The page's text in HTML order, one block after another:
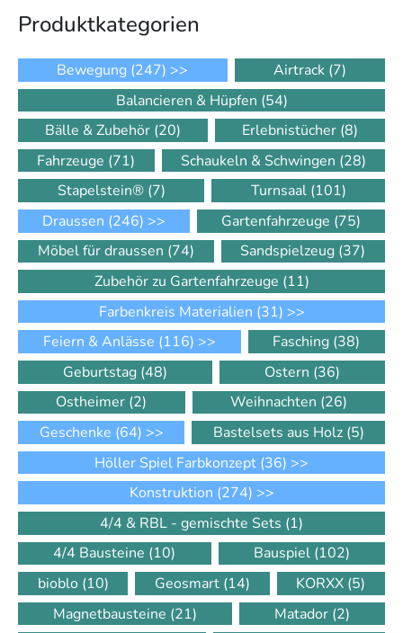
Produkt­kategorien
Bewegung (247) >> Airtrack (7)
Balancieren & Hüpfen (54)
Bälle & Zubehör (20) Erlebnistücher (8)
Fahrzeuge (71) Schaukeln & Schwingen (28)
Stapelstein® (7) Turnsaal (101)
Draussen (246) >> Gartenfahrzeuge (75)
Möbel für draussen (74) Sandspielzeug (37)
Zubehör zu Gartenfahrzeuge (11)
Farbenkreis Materialien (31) >>
Feiern & Anlässe (116) >> Fasching (38)
Geburtstag (48) Ostern (36)
Ostheimer (2) Weihnachten (26)
Geschenke (64) >> Bastelsets aus Holz (5)
Höller Spiel Farbkonzept (36) >>
Konstruktion (274) >>
4/4 & RBL - gemischte Sets (1)
4/4 Bausteine (10) Bauspiel (102)
bioblo (10) Geosmart (14) KORXX (5)
Magnetbausteine (21) Matador (2)